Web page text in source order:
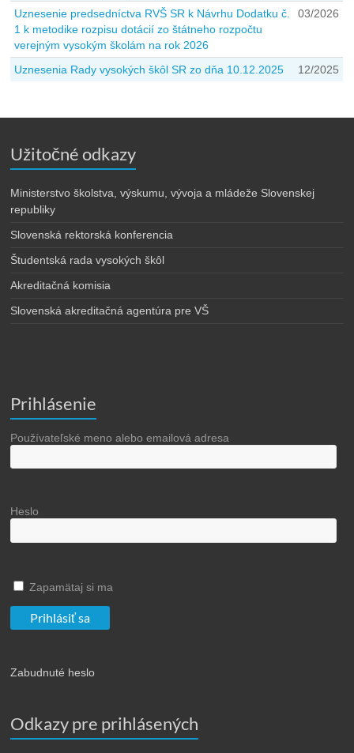
Uznesenie predsedníctva RVŠ SR k Návrhu Dodatku č.
1 k metodike rozpisu dotácií zo štátneho rozpočtu
verejným vysokým školám na rok 2026
03/2026
Uznesenia Rady vysokých škôl SR zo dňa 10.12.2025 12/2025
Užitočné odkazy
Ministerstvo školstva, výskumu, vývoja a mládeže Slovenskej
republiky
Slovenská rektorská konferencia
Študentská rada vysokých škôl
Akreditačná komisia
Slovenská akreditačná agentúra pre VŠ
Prihlásenie
Používateľské meno alebo emailová adresa
Heslo
Zapamätaj si ma
Zabudnuté heslo
Odkazy pre prihlásených